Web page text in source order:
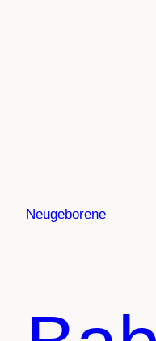
Neugeborene